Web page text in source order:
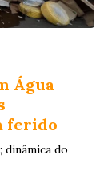
Água
ferido
do